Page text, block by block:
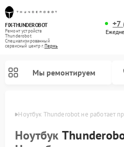
FIX-THUNDEROBOT
Ремонт устройств
Thunderobot
Специализированный
cервисный центр г.Пермь
+7
Мы ремонтируем
Ноутбук Thunderobot не работает
Ноутбук